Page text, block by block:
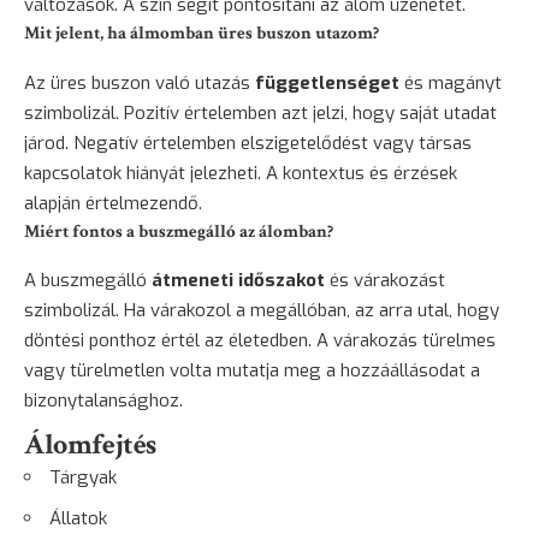
változások. A szín segít pontosítani az álom üzenetét.
Mit jelent, ha álmomban üres buszon utazom?
Az üres buszon való utazás függetlenséget és magányt
szimbolizál. Pozitív értelemben azt jelzi, hogy saját utadat
járod. Negatív értelemben elszigetelődést vagy társas
kapcsolatok hiányát jelezheti. A kontextus és érzések
alapján értelmezendő.
Miért fontos a buszmegálló az álomban?
A buszmegálló átmeneti időszakot és várakozást
szimbolizál. Ha várakozol a megállóban, az arra utal, hogy
döntési ponthoz értél az életedben. A várakozás türelmes
vagy türelmetlen volta mutatja meg a hozzáállásodat a
bizonytalansághoz.
Álomfejtés
Tárgyak
Állatok